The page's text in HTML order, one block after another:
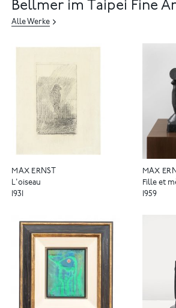
Bellmer im Taipei Fine
Alle Werke
MAX ERNST
L'oiseau
1931
MAX
Fille et
1959